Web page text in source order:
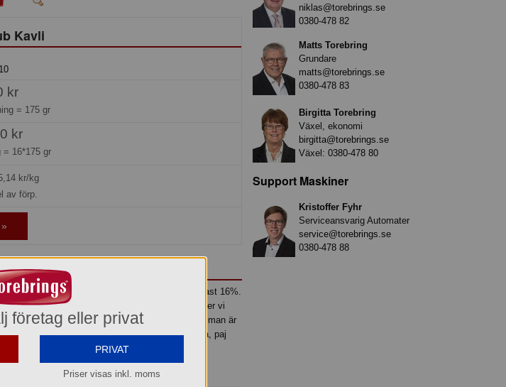
Kavli
kr
= 175 gr
kr
= 16*175 gr
kr/kg
av förp.
ostar och fina ishavsräkor. Fetthalt endast 16%.
kvalitet och smak på våra produkter använder vi
är pastöriserade och det går bra att äta dem om man är
och smaksättare i matlagning i t.ex soppa, paj
niklas@torebrings.se
0380-478 82
Matts Torebring
Grundare
matts@torebrings.se
0380-478 83
Birgitta Torebring
Växel, ekonomi
birgitta@torebrings.se
Växel: 0380-478 80
Support Maskiner
Kristoffer Fyhr
Serviceansvarig Automater
service@torebrings.se
0380-478 88
företag eller privat
PRIVAT
Priser visas inkl. moms